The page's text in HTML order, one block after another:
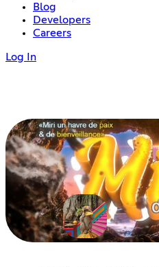
Blog
Developers
Careers
Log In